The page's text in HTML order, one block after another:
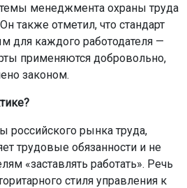
менеджмента охраны труда
также отметил, что стандарт
для каждого работодателя —
применяются добровольно,
законом.
российского рынка труда,
трудовые обязанности и не
«заставлять работать». Речь
стиля управления к